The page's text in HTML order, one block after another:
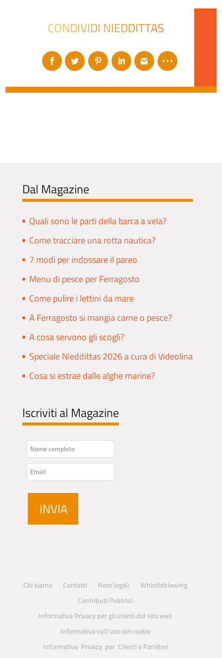
CONDIVIDI NIEDDITTAS
Dal Magazine
Quali sono le parti della barca a vela?
Come tracciare una rotta nautica?
7 modi per indossare il pareo
Menu di pesce per Ferragosto
Come pulire i lettini da mare
A Ferragosto si mangia carne o pesce?
A cosa servono gli scogli?
Speciale Nieddittas 2026 a cura di Videolina
Cosa si estrae dalle alghe marine?
Iscriviti al Magazine
Chi siamo Contatti Note legali
Whistleblowing
Contributi Pubblici
Informativa Privacy per gli utenti del sito web
Informativa sull’uso dei cookie
Informativa Privacy per Clienti e Fornitori